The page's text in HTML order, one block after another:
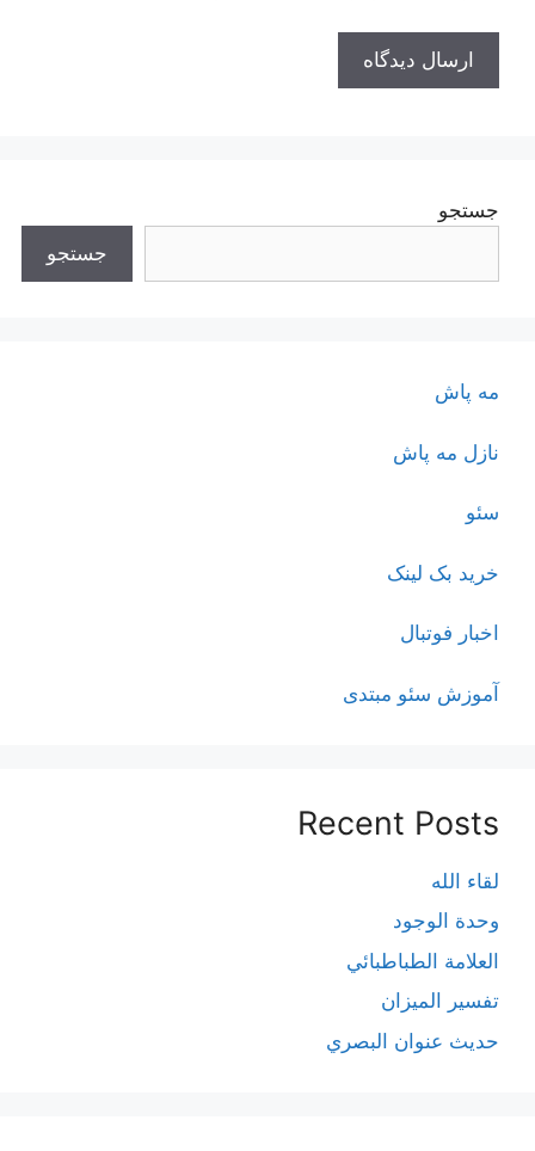
جستجو
جستجو
مه پاش
نازل مه پاش
سئو
خرید بک لینک
اخبار فوتبال
آموزش سئو مبتدی
Recent Posts
لقاء الله
وحدة الوجود
العلامة الطباطبائي
تفسير الميزان
حديث عنوان البصري